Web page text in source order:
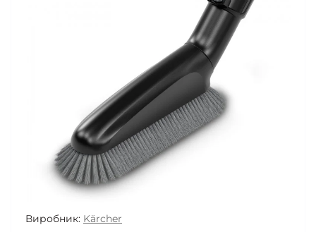
Виробник: Kärcher